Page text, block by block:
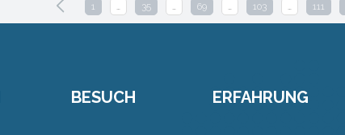
1 … 35 … 69 … 103 … 111
BESUCH ERFAHRUNG